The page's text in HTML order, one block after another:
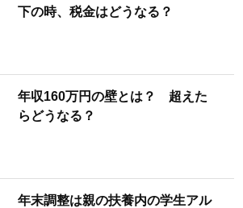
下の時、税金はどうなる？
年収160万円の壁とは？ 超えた
らどうなる？
年末調整は親の扶養内の学生アル